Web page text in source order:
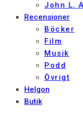
John L.
Recensioner
Böcker
Film
Musik
Podd
Övrigt
Helgon
Butik